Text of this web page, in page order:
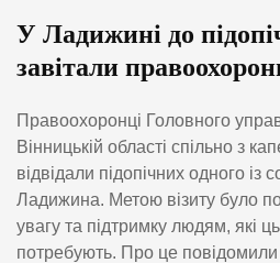
У Ладижині до
завітали
Правоохоронці Головного
Вінницькій області спільно з
відвідали підопічних одного із
Ладижина. Метою візиту було
увагу та підтримку людям, які
потребують. Про це повідомили